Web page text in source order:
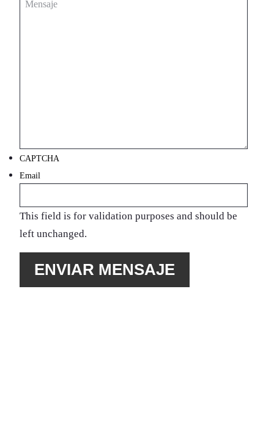
CAPTCHA
Email
This field is for validation purposes and should be
left unchanged.